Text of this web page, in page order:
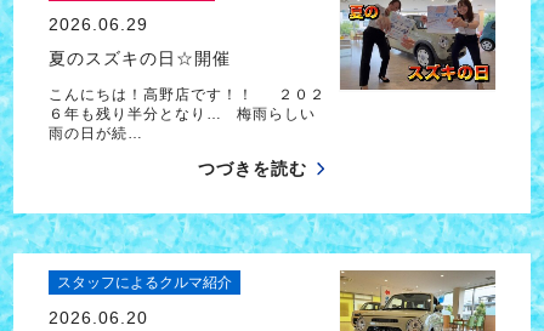
2026.06.29
夏のスズキの日☆開催
こんにちは！高野店です！！ ２０２
６年も残り半分となり… 梅雨らしい
雨の日が続…
つづきを読む
スタッフによるクルマ紹介
2026.06.20